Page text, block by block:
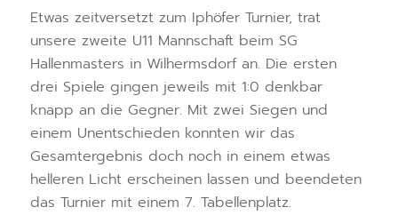
Etwas zeitversetzt zum Iphöfer Turnier, trat
unsere zweite U11 Mannschaft beim SG
Hallenmasters in Wilhermsdorf an. Die ersten
drei Spiele gingen jeweils mit 1:0 denkbar
knapp an die Gegner. Mit zwei Siegen und
einem Unentschieden konnten wir das
Gesamtergebnis doch noch in einem etwas
helleren Licht erscheinen lassen und beendeten
das Turnier mit einem 7. Tabellenplatz.